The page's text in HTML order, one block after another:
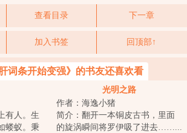
查看目录 下一章
加入书签 回顶部↑
词条开始变强》的书友还喜欢看
有人。生
蝼蚁。秉
光明之路
作者：海逸小猪
简介：翻开一本铜皮古书，里面
的旋涡瞬间将罗伊吸了进去……...